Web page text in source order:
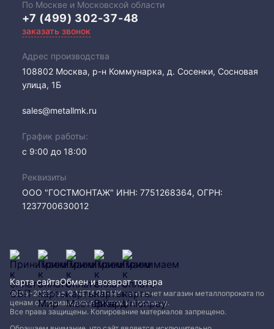
По Москве и Московской области
+7 (499) 302-37-48
заказать звонок
Адрес производства
108802​ Москва, р-н Коммунарка, д. Сосенки, Сосновая
улица, 1Б
sales@metallmk.ru
График работы:
с 9:00 до 18:00
Реквизиты
ООО "ГОСТМОНТАЖ" ИНН: 7751268364, ОГРН:
1237700630012
2005−2026 год © МЕТАЛЛ-МК - интернет магазин металлопроката по
ценам от производителя, оптом и в розницу.
Все права защищены. Копирование материалов запрещено.
Карта сайтаОбмен и возврат товара